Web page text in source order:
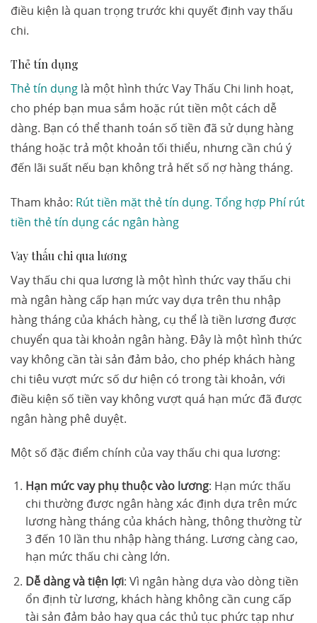
điều kiện là quan trọng trước khi quyết định vay thấu
chi.
Thẻ tín dụng
Thẻ tín dụng là một hình thức Vay Thấu Chi linh hoạt,
cho phép bạn mua sắm hoặc rút tiền một cách dễ
dàng. Bạn có thể thanh toán số tiền đã sử dụng hàng
tháng hoặc trả một khoản tối thiểu, nhưng cần chú ý
đến lãi suất nếu bạn không trả hết số nợ hàng tháng.
Tham khảo: Rút tiền mặt thẻ tín dụng. Tổng hợp Phí rút
tiền thẻ tín dụng các ngân hàng
Vay thấu chi qua lương
Vay thấu chi qua lương là một hình thức vay thấu chi
mà ngân hàng cấp hạn mức vay dựa trên thu nhập
hàng tháng của khách hàng, cụ thể là tiền lương được
chuyển qua tài khoản ngân hàng. Đây là một hình thức
vay không cần tài sản đảm bảo, cho phép khách hàng
chi tiêu vượt mức số dư hiện có trong tài khoản, với
điều kiện số tiền vay không vượt quá hạn mức đã được
ngân hàng phê duyệt.
Một số đặc điểm chính của vay thấu chi qua lương:
Hạn mức vay phụ thuộc vào lương: Hạn mức thấu
chi thường được ngân hàng xác định dựa trên mức
lương hàng tháng của khách hàng, thông thường từ
3 đến 10 lần thu nhập hàng tháng. Lương càng cao,
hạn mức thấu chi càng lớn.
Dễ dàng và tiện lợi: Vì ngân hàng dựa vào dòng tiền
ổn định từ lương, khách hàng không cần cung cấp
tài sản đảm bảo hay qua các thủ tục phức tạp như